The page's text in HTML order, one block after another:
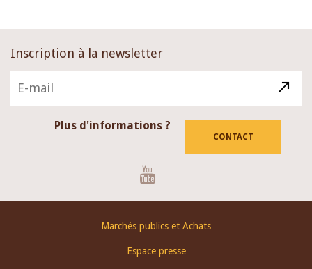
Inscription à la newsletter
Plus d'informations ?
CONTACT
Marchés publics et Achats
Espace presse